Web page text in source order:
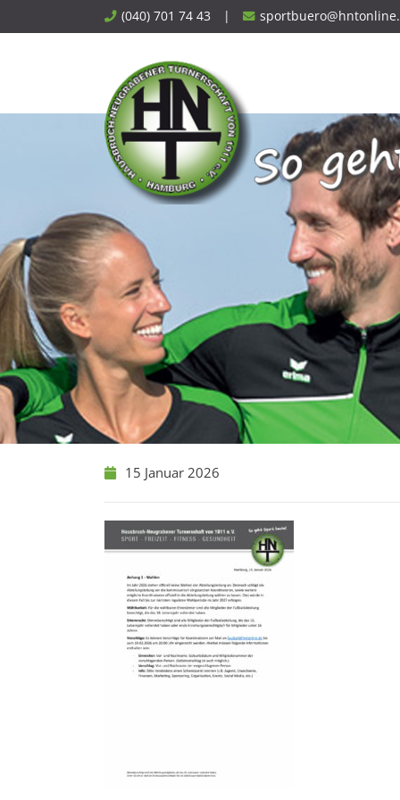
to
(040) 701 74 43 |
15 Januar 2026